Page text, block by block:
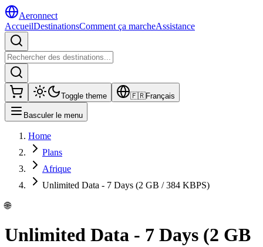
Aeronnect
AccueilDestinationsComment ça marcheAssistance
Toggle theme 🇫🇷Français
Basculer le menu
Home
Plans
Afrique
Unlimited Data - 7 Days (2 GB / 384 KBPS)
🌐
Unlimited Data - 7 Days (2 GB